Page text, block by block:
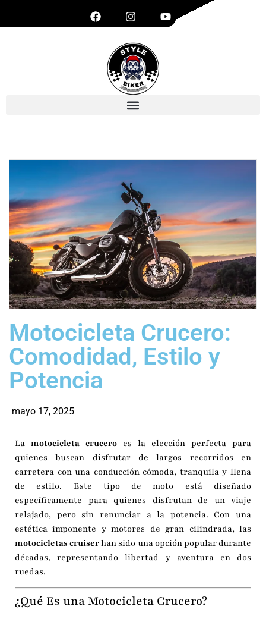
Motocicleta Crucero:
Comodidad, Estilo y
Potencia
mayo 17, 2025
La motocicleta crucero es la elección perfecta para
quienes buscan disfrutar de largos recorridos en
carretera con una conducción cómoda, tranquila y llena
de estilo. Este tipo de moto está diseñado
específicamente para quienes disfrutan de un viaje
relajado, pero sin renunciar a la potencia. Con una
estética imponente y motores de gran cilindrada, las
motocicletas cruiserhan sido una opción popular durante
décadas, representando libertad y aventura en dos
ruedas.
¿Qué Es una Motocicleta Crucero?